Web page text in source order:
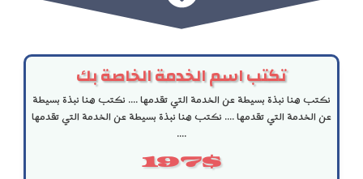
تكتب اسم الخدمة الخاصة بك
نكتب هنا نبذة بسيطة عن الخدمة التي تقدمها .... نكتب هنا نبذة بسيطة
عن الخدمة التي تقدمها .... نكتب هنا نبذة بسيطة عن الخدمة التي تقدمها
....
197$